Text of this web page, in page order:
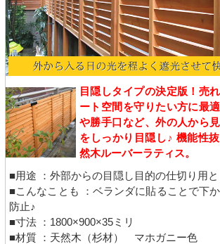
目隠しタイプの決定版！売
ート空間を守りたい方に最
や勝手口など、外の人から
をしっかり目隠し♪ 機能性
然木ルーバーラティス。
■用途 ：外部からの目隠し目的の仕切り用と
■こんなことも ：ベランダに貼ることで下
防止♪
■寸法 ：1800×900×35ミリ
■材質 ：天然木（杉材） マホガニー色